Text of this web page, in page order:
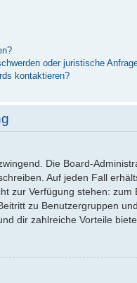
oder juristische
kontaktieren?
Die Board-
Auf jeden Fall
zur Verfügung stehen: zum
zu Benutzergruppen
dir zahlreiche Vorteile